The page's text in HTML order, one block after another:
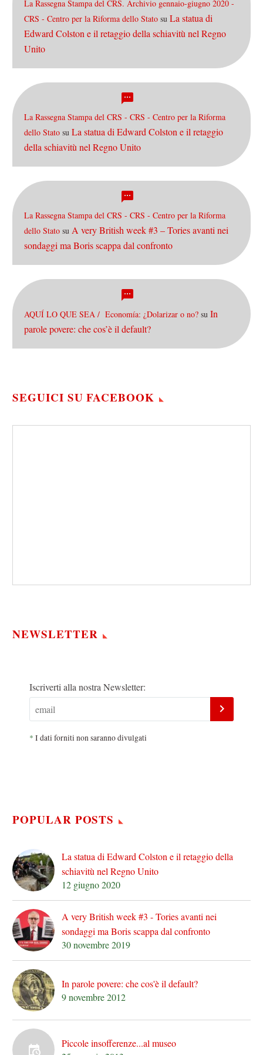
La Rassegna Stampa del CRS. Archivio gennaio-giugno 2020 -
CRS - Centro per la Riforma dello Stato su La statua di
Edward Colston e il retaggio della schiavitù nel Regno
Unito
La Rassegna Stampa del CRS - CRS - Centro per la Riforma
dello Stato su La statua di Edward Colston e il retaggio
della schiavitù nel Regno Unito
La Rassegna Stampa del CRS - CRS - Centro per la Riforma
dello Stato su A very British week #3 – Tories avanti nei
sondaggi ma Boris scappa dal confronto
AQUÍ LO QUE SEA / Economía: ¿Dolarizar o no? su In
parole povere: che cos’è il default?
SEGUICI SU FACEBOOK
NEWSLETTER
Iscriverti alla nostra Newsletter:
* I dati forniti non saranno divulgati
POPULAR POSTS
La statua di Edward Colston e il retaggio della
schiavitù nel Regno Unito
12 giugno 2020
A very British week #3 - Tories avanti nei
sondaggi ma Boris scappa dal confronto
30 novembre 2019
In parole povere: che cos'è il default?
9 novembre 2012
Piccole insofferenze...al museo